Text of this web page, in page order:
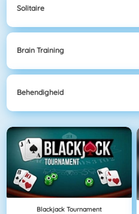
Solitaire
Brain Training
Behendigheid
Blackjack Tournament